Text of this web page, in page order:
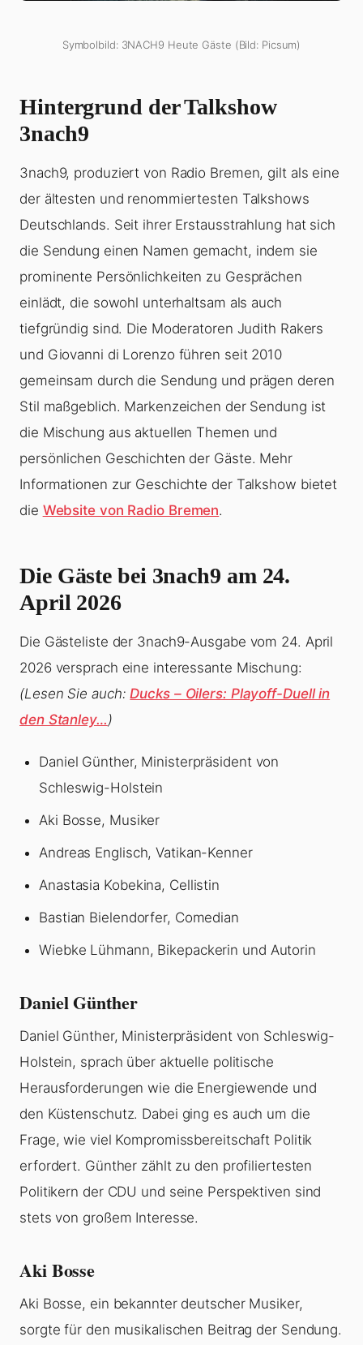
Symbolbild: 3NACH9 Heute Gäste (Bild: Picsum)
Hintergrund der Talkshow
3nach9
3nach9, produziert von Radio Bremen, gilt als eine
der ältesten und renommiertesten Talkshows
Deutschlands. Seit ihrer Erstausstrahlung hat sich
die Sendung einen Namen gemacht, indem sie
prominente Persönlichkeiten zu Gesprächen
einlädt, die sowohl unterhaltsam als auch
tiefgründig sind. Die Moderatoren Judith Rakers
und Giovanni di Lorenzo führen seit 2010
gemeinsam durch die Sendung und prägen deren
Stil maßgeblich. Markenzeichen der Sendung ist
die Mischung aus aktuellen Themen und
persönlichen Geschichten der Gäste. Mehr
Informationen zur Geschichte der Talkshow bietet
die Website von Radio Bremen.
Die Gäste bei 3nach9 am 24.
April 2026
Die Gästeliste der 3nach9-Ausgabe vom 24. April
2026 versprach eine interessante Mischung:
(Lesen Sie auch:Ducks – Oilers: Playoff-Duell in
den Stanley…)
Daniel Günther, Ministerpräsident von
Schleswig-Holstein
Aki Bosse, Musiker
Andreas Englisch, Vatikan-Kenner
Anastasia Kobekina, Cellistin
Bastian Bielendorfer, Comedian
Wiebke Lühmann, Bikepackerin und Autorin
Daniel Günther
Daniel Günther, Ministerpräsident von Schleswig-
Holstein, sprach über aktuelle politische
Herausforderungen wie die Energiewende und
den Küstenschutz. Dabei ging es auch um die
Frage, wie viel Kompromissbereitschaft Politik
erfordert. Günther zählt zu den profiliertesten
Politikern der CDU und seine Perspektiven sind
stets von großem Interesse.
Aki Bosse
Aki Bosse, ein bekannter deutscher Musiker,
sorgte für den musikalischen Beitrag der Sendung.